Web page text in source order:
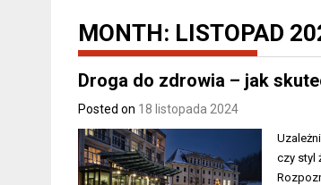
MONTH: LISTOPAD
Droga do zdrowia – jak
Posted on 18 listopada 2024
czy styl